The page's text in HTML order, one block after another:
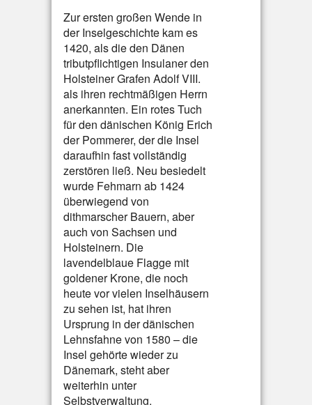
Zur ersten großen Wende in
der Inselgeschichte kam es
1420, als die den Dänen
tributpflichtigen Insulaner den
Holsteiner Grafen Adolf VIII.
als ihren rechtmäßigen Herrn
anerkannten. Ein rotes Tuch
für den dänischen König Erich
der Pommerer, der die Insel
daraufhin fast vollständig
zerstören ließ. Neu besiedelt
wurde Fehmarn ab 1424
überwiegend von
dithmarscher Bauern, aber
auch von Sachsen und
Holsteinern. Die
lavendelblaue Flagge mit
goldener Krone, die noch
heute vor vielen Inselhäusern
zu sehen ist, hat ihren
Ursprung in der dänischen
Lehnsfahne von 1580 – die
Insel gehörte wieder zu
Dänemark, steht aber
weiterhin unter
Selbstverwaltung.